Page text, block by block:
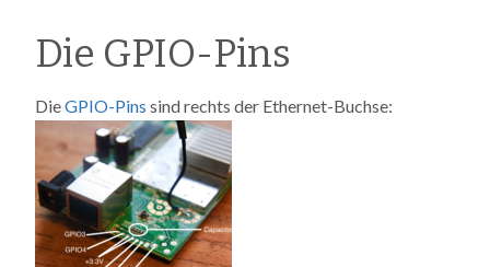
Die GPIO-Pins
DieGPIO-Pins sind rechts der Ethernet-Buchse: